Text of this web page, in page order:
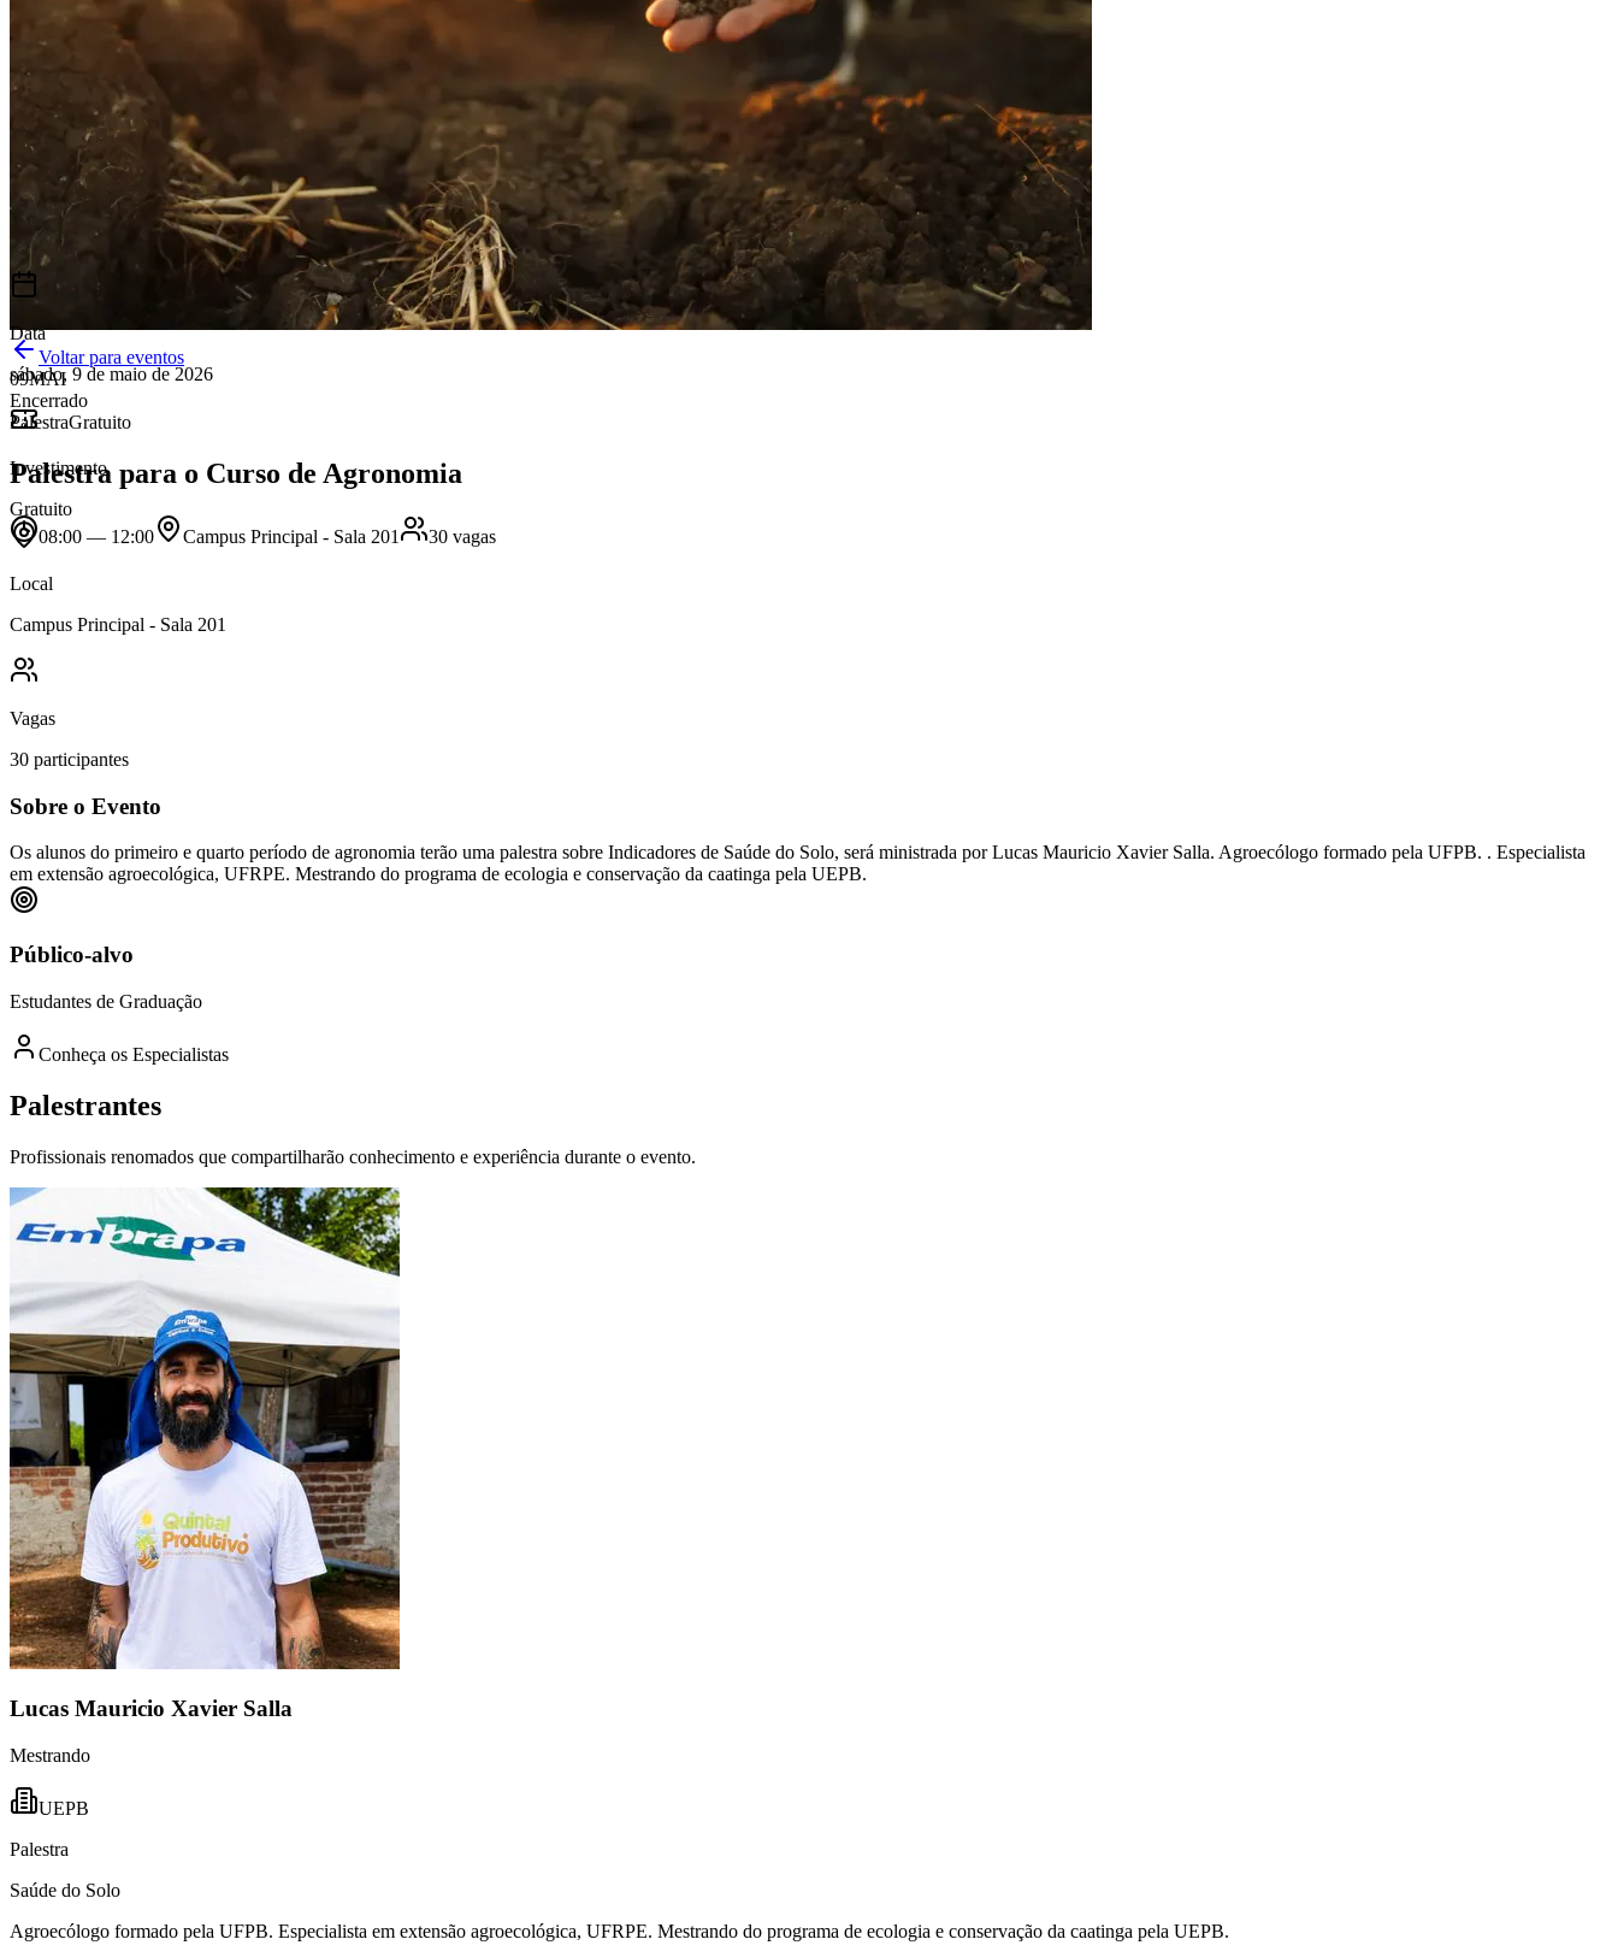
Voltar para eventos
09MAI
Encerrado
PalestraGratuito
Palestra para o Curso de Agronomia
08:00 — 12:00 Campus Principal - Sala 201 30 vagas
Data
sábado, 9 de maio de 2026
Investimento
Gratuito
Local
Campus Principal - Sala 201
Vagas
30 participantes
Sobre o Evento
Os alunos do primeiro e quarto período de agronomia terão uma palestra sobre Indicadores de Saúde do Solo, será ministrada por Lucas Mauricio Xavier Salla. Agroecólogo formado pela UFPB. . Especialista
em extensão agroecológica, UFRPE. Mestrando do programa de ecologia e conservação da caatinga pela UEPB.
Público-alvo
Estudantes de Graduação
Conheça os Especialistas
Palestrantes
Profissionais renomados que compartilharão conhecimento e experiência durante o evento.
Lucas Mauricio Xavier Salla
Mestrando
UEPB
Palestra
Saúde do Solo
Agroecólogo formado pela UFPB. Especialista em extensão agroecológica, UFRPE. Mestrando do programa de ecologia e conservação da caatinga pela UEPB.